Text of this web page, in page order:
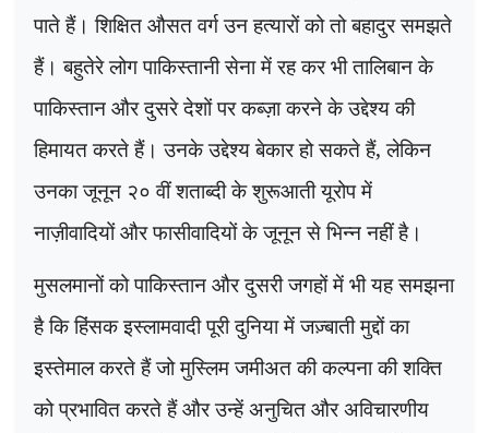
पाते हैं। शिक्षित औसत वर्ग उन हत्यारों को तो बहादुर समझते
हैं। बहुतेरे लोग पाकिस्तानी सेना में रह कर भी तालिबान के
पाकिस्तान और दुसरे देशों पर कब्ज़ा करने के उद्देश्य की
हिमायत करते हैं। उनके उद्देश्य बेकार हो सकते हैं,लेकिन
उनका जूनून २० वीं शताब्दी के शुरूआती यूरोप में
नाज़ीवादियों और फासीवादियों के जूनून से भिन्न नहीं है।
मुसलमानों को पाकिस्तान और दुसरी जगहों में भी यह समझना
है कि हिंसक इस्लामवादी पूरी दुनिया में जज़्बाती मुद्दों का
इस्तेमाल करते हैं जो मुस्लिम जमीअत की कल्पना की शक्ति
को प्रभावित करते हैं और उन्हें अनुचित और अविचारणीय